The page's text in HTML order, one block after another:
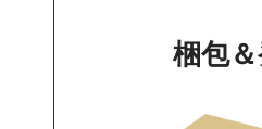
梱包